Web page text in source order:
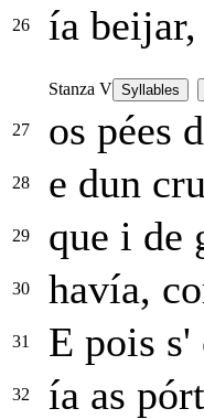
26 ía
Stanza V Syllables
27 os pées
28 e dun
29 que i de
30 havía,
31 E pois
32 ía as